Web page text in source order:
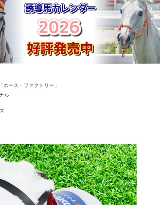
ホース・ファクトリー」
ル